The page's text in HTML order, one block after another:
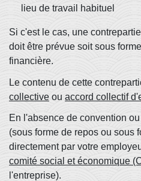
lieu de travail habituel
Si c'est le cas, une
doit être prévue soit sous
financière.
Le contenu de cette
collective ou accord collectif
En l'absence de convention
(sous forme de repos ou sous
directement par votre
comité social et économique
l'entreprise).